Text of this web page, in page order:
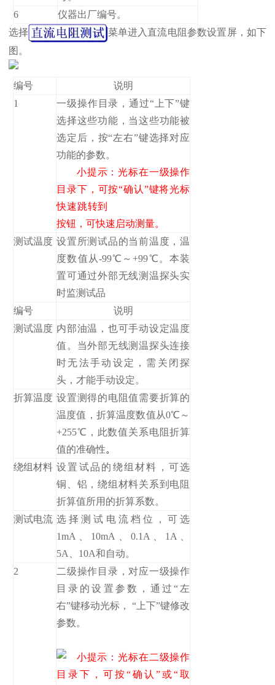
6
仪器出厂编号。
选择
菜单进入直流电阻参数设置屏，如下
图。
编号
说明
1
一级操作目录，通过“上下”键
选择这些功能，当这些功能被
选定后，按“左右”键选择对应
功能的参数。
小提示：光标在一级操作
目录下，可按“确认”键将光标
快速跳转到
按钮，可快速启动测量。
测试温度 设置所测试品的当前温度，温
度数值从-99℃～+99℃。本装
置可通过外部无线测温探头实
时监测试品
编号
说明
测试温度 内部油温，也可手动设定温度
值。当外部无线测温探头连接
时无法手动设定，需关闭探
头，才能手动设定。
折算温度 设置测得的电阻值需要折算的
温度值，折算温度数值从0℃～
+255℃，此数值关系电阻折算
值的准确性。
绕组材料 设置试品的绕组材料，可选
铜、铝，绕组材料关系到电阻
折算值所用的折算系数。
测试电流 选择测试电流档位，可选
1mA、10mA、0.1A、1A、
5A、10A和自动。
2
二级操作目录，对应一级操作
目录的设置参数，通过“左
右”键移动光标， “上下”键修改
参数。
小提示：光标在二级操作
目录下，可按“确认”或“取